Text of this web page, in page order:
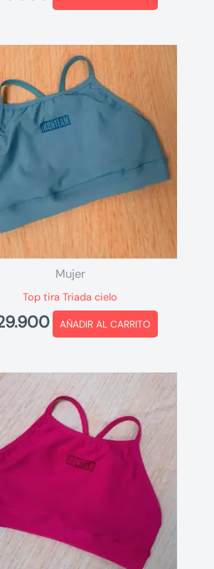
Mujer
Top tira Triada cielo
AÑADIR AL CARRITO